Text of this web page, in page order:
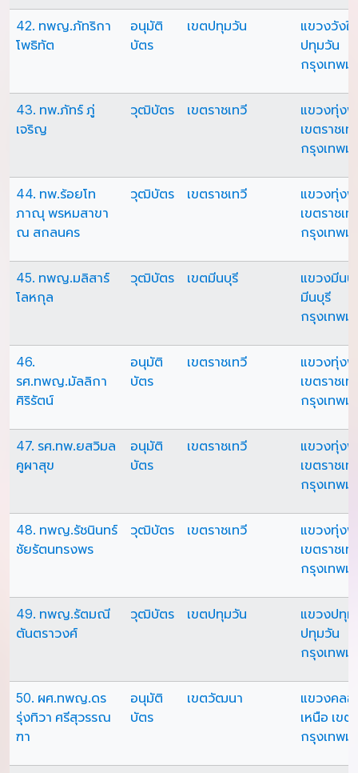
42. ทพญ.ภัทริกา
โพธิทัต
อนุมัติ
บัตร
เขตปทุมวัน
แขวงวังใ
ปทุมวัน
กรุงเทพม
43. ทพ.ภัทร์ ภู่
เจริญ
วุฒิบัตร เขตราชเทวี
แขวงทุ่ง
เขตราชเท
กรุงเทพม
44. ทพ.ร้อยโท
ภาณุ พรหมสาขา
ณ สกลนคร
วุฒิบัตร เขตราชเทวี
แขวงทุ่ง
เขตราชเท
กรุงเทพม
45. ทพญ.มลิสาร์
โลหกุล
วุฒิบัตร เขตมีนบุรี
แขวงมีนบุ
มีนบุรี
กรุงเทพม
46.
รศ.ทพญ.มัลลิกา
ศิริรัตน์
อนุมัติ
บัตร
เขตราชเทวี
แขวงทุ่ง
เขตราชเท
กรุงเทพม
47. รศ.ทพ.ยสวิมล
คูผาสุข
อนุมัติ
บัตร
เขตราชเทวี
แขวงทุ่ง
เขตราชเท
กรุงเทพม
48. ทพญ.รัชนินทร์
ชัยรัตนทรงพร
วุฒิบัตร เขตราชเทวี
แขวงทุ่ง
เขตราชเท
กรุงเทพม
49. ทพญ.รัตมณี
ตันตราวงศ์
วุฒิบัตร เขตปทุมวัน
แขวงปทุม
ปทุมวัน
กรุงเทพม
50. ผศ.ทพญ.ดร
รุ่งทิวา ศรีสุวรรณ
ฑา
อนุมัติ
บัตร
เขตวัฒนา
แขวงคลอ
เหนือ เข
กรุงเทพม